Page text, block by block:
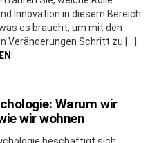
Innovation in diesem Bereich
es braucht, um mit den
Veränderungen Schritt zu […]
Warum wir
wir wohnen